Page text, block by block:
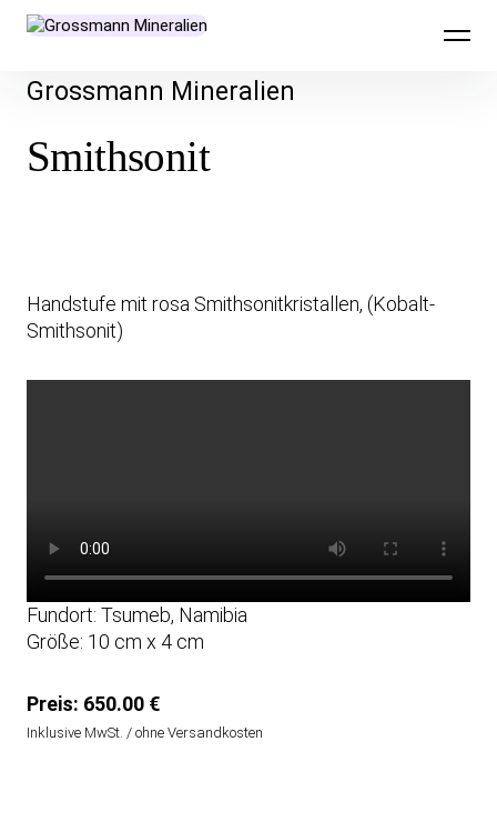
Skip
Grossmann Mineralien
Smithsonit
Handstufe mit rosa Smithsonitkristallen, (Kobalt-
Smithsonit)
Fundort: Tsumeb, Namibia
Größe: 10 cm x 4 cm
Preis: 650.00 €
Inklusive MwSt. / ohne Versandkosten